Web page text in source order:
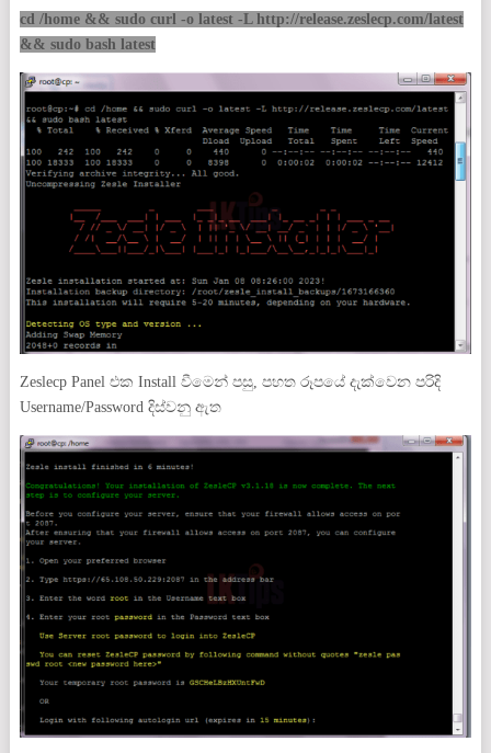
cd /home && sudo curl -o latest -L http://release.zeslecp.com/latest
&& sudo bash latest
Zeslecp Panel එක Install වීමෙන් පසු, පහත රූපයේ දැක්වෙන පරිදි
Username/Password දිස්වනු ඇත